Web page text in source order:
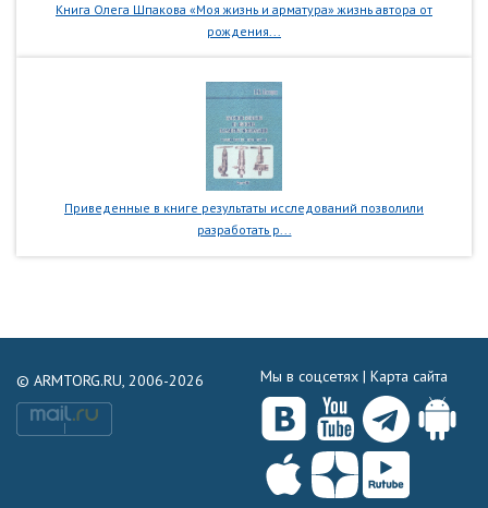
Книга Олега Шпакова «Моя жизнь и арматура» жизнь автора от
рождения...
Приведенные в книге результаты исследований позволили
разработать р...
© ARMTORG.RU, 2006-2026 Мы в соцсетях | Карта сайта